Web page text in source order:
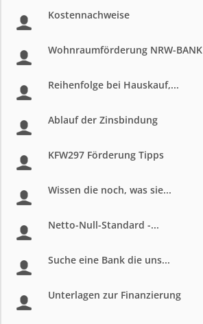
Kostennachweise
Wohnraumförderung NRW-BANK
Reihenfolge bei Hauskauf,...
Ablauf der Zinsbindung
KFW297 Förderung Tipps
Wissen die noch, was sie...
Netto-Null-Standard -...
Suche eine Bank die uns...
Unterlagen zur Finanzierung